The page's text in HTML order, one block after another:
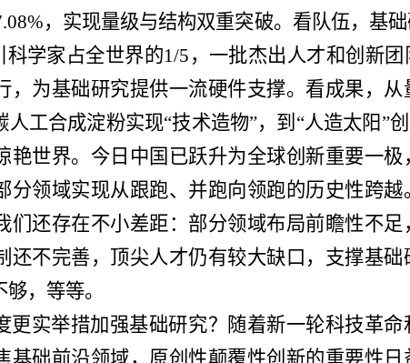
，实现量级与结构双重突破。看队伍，基
科学家占全世界的1/5，一批杰出人才和创新
，为基础研究提供一流硬件支撑。看成果，
工合成淀粉实现“技术造物”，到“人造太阳”创
艳世界。今日中国已跃升为全球创新重要一
分领域实现从跟跑、并跑向领跑的历史性跨
们还存在不小差距：部分领域布局前瞻性不
还不完善，顶尖人才仍有较大缺口，支撑基
，等等。
更实举措加强基础研究？随着新一轮科技革
基础前沿领域，原创性颠覆性创新的重要性